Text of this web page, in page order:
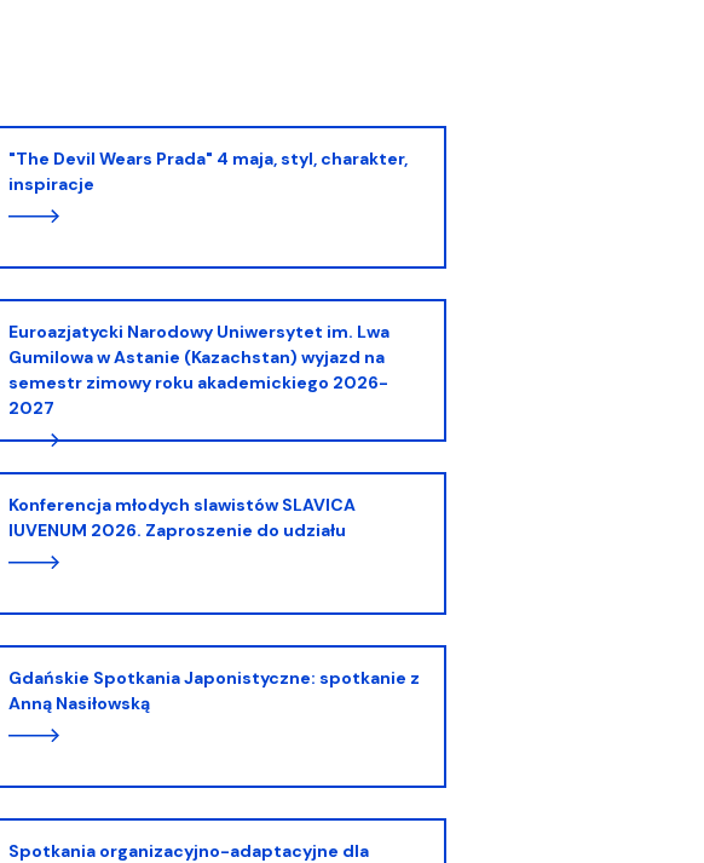
"The Devil Wears Prada" 4 maja, styl, charakter,
inspiracje
Euroazjatycki Narodowy Uniwersytet im. Lwa
Gumilowa w Astanie (Kazachstan) wyjazd na
semestr zimowy roku akademickiego 2026-
2027
Konferencja młodych slawistów SLAVICA
IUVENUM 2026. Zaproszenie do udziału
Gdańskie Spotkania Japonistyczne: spotkanie z
Anną Nasiłowską
Spotkania organizacyjno-adaptacyjne dla